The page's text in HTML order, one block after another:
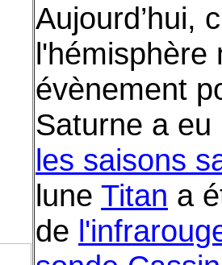
Aujourd’hui,
l'hémisphère
évènement
Saturne a
les saisons
lune Titan a
de